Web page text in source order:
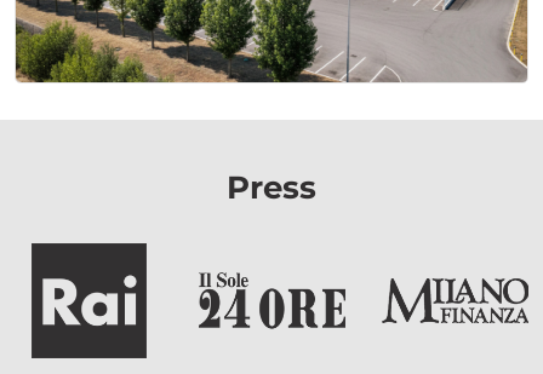
Press